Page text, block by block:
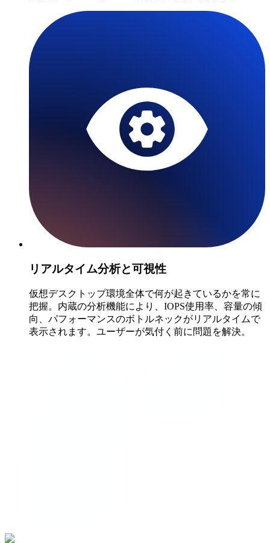
リアルタイム分析と可視性
仮想デスクトップ環境全体で何が起きているかを常に
把握。内蔵の分析機能により、IOPS使用率、容量の傾
向、パフォーマンスのボトルネックがリアルタイムで
表示されます。ユーザーが気付く前に問題を解決。